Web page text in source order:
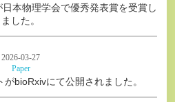
本物理学会で優秀発表賞を受賞し
ました。
2026-03-27
Paper
bioRxivにて公開されました。